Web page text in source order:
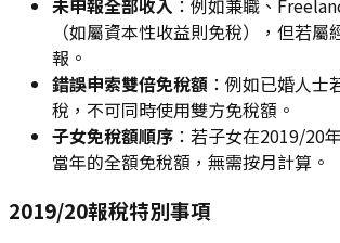
未申報全部收入 ：例如兼職、
（如屬資本性收益則免稅），但若屬
報。
錯誤申索雙倍免稅額 ：例如已婚人士
稅，不可同時使用雙方免稅額。
子女免稅額順序 ：若子女在2019/20
當年的全額免稅額，無需按月計算。
2019/20報稅特別事項